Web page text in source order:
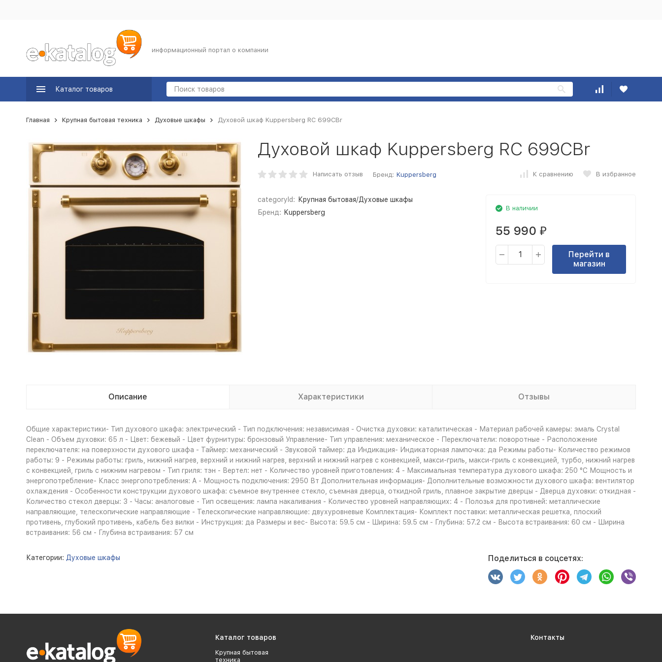
информационный портал о компании
Каталог товаров
Главная Крупная бытовая техника Духовые шкафы Духовой шкаф Kuppersberg RC 699CBr
Духовой шкаф Kuppersberg RC 699CBr
Написать отзыв Бренд: Kuppersberg К сравнению В избранное
categoryId:
Крупная бытовая/Духовые шкафы
Бренд: Kuppersberg
В наличии
55 990 ₽
Перейти в
магазин
Описание Характеристики Отзывы
Общие характеристики- Тип духового шкафа: электрический - Тип подключения: независимая - Очистка духовки: каталитическая - Материал рабочей камеры: эмаль Crystal
Clean - Объем духовки: 65 л - Цвет: бежевый - Цвет фурнитуры: бронзовый Управление- Тип управления: механическое - Переключатели: поворотные - Расположение
переключателя: на поверхности духового шкафа - Таймер: механический - Звуковой таймер: да Индикация- Индикаторная лампочка: да Режимы работы- Количество режимов
работы: 9 - Режимы работы: гриль, нижний нагрев, верхний и нижний нагрев, верхний и нижний нагрев с конвекцией, макси-гриль, макси-гриль с конвекцией, турбо, нижний нагрев
с конвекцией, гриль с нижним нагревом - Тип гриля: тэн - Вертел: нет - Количество уровней приготовления: 4 - Максимальная температура духового шкафа: 250 °С Мощность и
энергопотребление- Класс энергопотребления: A - Мощность подключения: 2950 Вт Дополнительная информация- Дополнительные возможности духового шкафа: вентилятор
охлаждения - Особенности конструкции духового шкафа: съемное внутреннее стекло, съемная дверца, откидной гриль, плавное закрытие дверцы - Дверца духовки: откидная -
Количество стекол дверцы: 3 - Часы: аналоговые - Тип освещения: лампа накаливания - Количество уровней направляющих: 4 - Полозья для противней: металлические
направляющие, телескопические направляющие - Телескопические направляющие: двухуровневые Комплектация- Комплект поставки: металлическая решетка, плоский
противень, глубокий противень, кабель без вилки - Инструкция: да Размеры и вес- Высота: 59.5 см - Ширина: 59.5 см - Глубина: 57.2 см - Высота встраивания: 60 см - Ширина
встраивания: 56 см - Глубина встраивания: 57 см
Категории: Духовые шкафы Поделиться в соцсетях:
Каталог товаров
Крупная бытовая
техника
Контакты